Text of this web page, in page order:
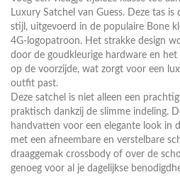
Luxury Satchel van Guess. Deze tas
stijl, uitgevoerd in de populaire Bone
4G-logopatroon. Het strakke design
door de goudkleurige hardware en
op de voorzijde, wat zorgt voor een
outfit past.
Deze satchel is niet alleen een
praktisch dankzij de slimme indeling.
handvatten voor een elegante look in
met een afneembare en verstelbare
draaggemak crossbody of over de
genoeg voor al je dagelijkse